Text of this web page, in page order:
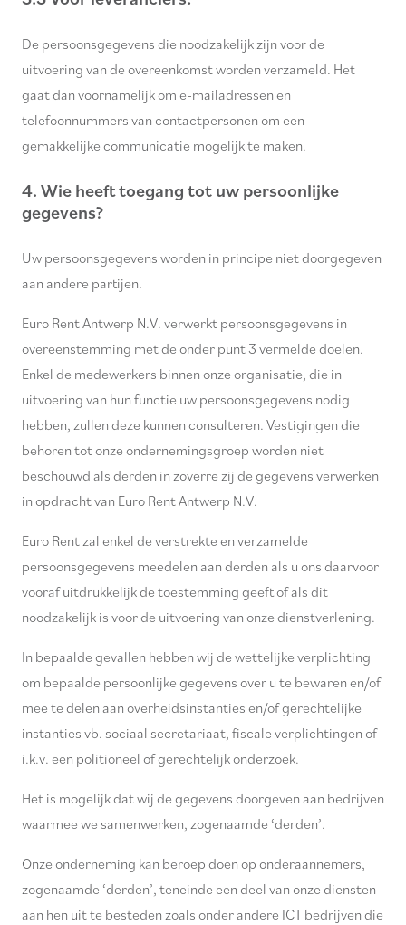
De persoonsgegevens die noodzakelijk zijn voor de
uitvoering van de overeenkomst worden verzameld. Het
gaat dan voornamelijk om e-mailadressen en
telefoonnummers van contactpersonen om een
gemakkelijke communicatie mogelijk te maken.
4. Wie heeft toegang tot uw persoonlijke
gegevens?
Uw persoonsgegevens worden in principe niet doorgegeven
aan andere partijen.
Euro Rent Antwerp N.V. verwerkt persoonsgegevens in
overeenstemming met de onder punt 3 vermelde doelen.
Enkel de medewerkers binnen onze organisatie, die in
uitvoering van hun functie uw persoonsgegevens nodig
hebben, zullen deze kunnen consulteren. Vestigingen die
behoren tot onze ondernemingsgroep worden niet
beschouwd als derden in zoverre zij de gegevens verwerken
in opdracht van Euro Rent Antwerp N.V.
Euro Rent zal enkel de verstrekte en verzamelde
persoonsgegevens meedelen aan derden als u ons daarvoor
vooraf uitdrukkelijk de toestemming geeft of als dit
noodzakelijk is voor de uitvoering van onze dienstverlening.
In bepaalde gevallen hebben wij de wettelijke verplichting
om bepaalde persoonlijke gegevens over u te bewaren en/of
mee te delen aan overheidsinstanties en/of gerechtelijke
instanties vb. sociaal secretariaat, fiscale verplichtingen of
i.k.v. een politioneel of gerechtelijk onderzoek.
Het is mogelijk dat wij de gegevens doorgeven aan bedrijven
waarmee we samenwerken, zogenaamde ‘derden’.
Onze onderneming kan beroep doen op onderaannemers,
zogenaamde ‘derden’, teneinde een deel van onze diensten
aan hen uit te besteden zoals onder andere ICT bedrijven die